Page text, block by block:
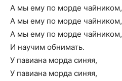
А мы ему по морде чайником,
А мы ему по морде чайником,
А мы ему по морде чайником,
И научим обнимать.
У павиана морда синяя,
У павиана морда синяя,